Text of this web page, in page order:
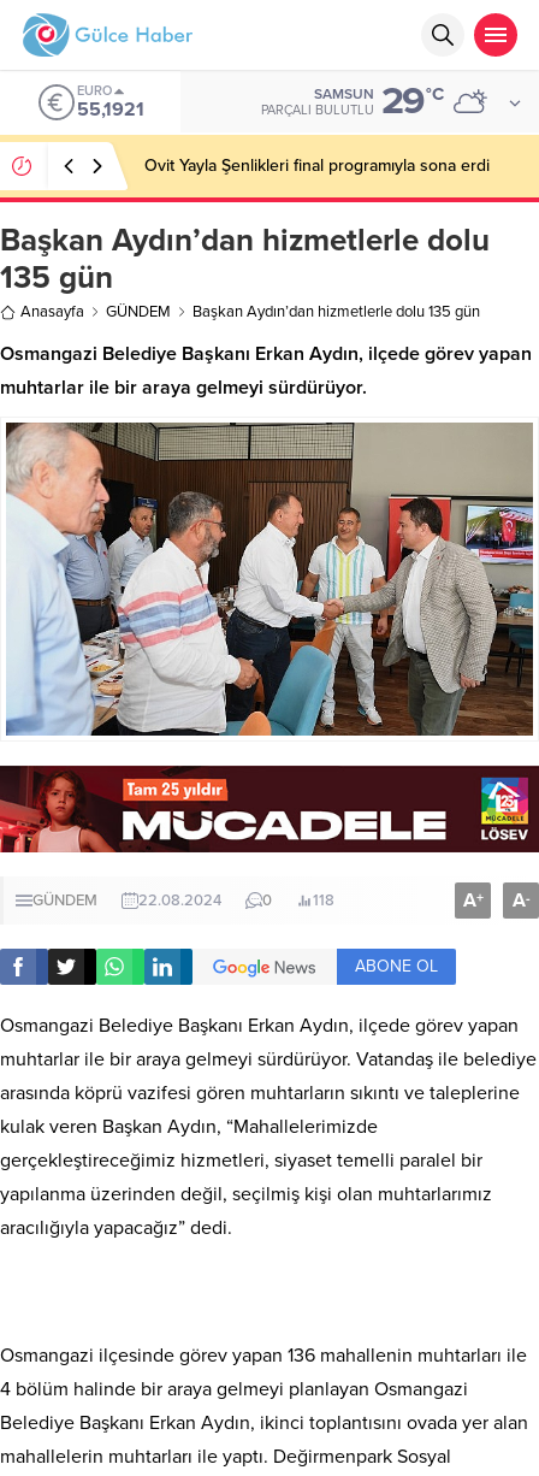
EURO
55,1921
SAMSUN
PARÇALI BULUTLU 29°C
Ovit Yayla Şenlikleri final programıyla sona erdi
Başkan Aydın’dan hizmetlerle dolu
135 gün
Anasayfa GÜNDEM Başkan Aydın’dan hizmetlerle dolu 135 gün
Osmangazi Belediye Başkanı Erkan Aydın, ilçede görev yapan
muhtarlar ile bir araya gelmeyi sürdürüyor.
GÜNDEM 22.08.2024 0 118 A+ A-
ABONE OL
Osmangazi Belediye Başkanı Erkan Aydın, ilçede görev yapan
muhtarlar ile bir araya gelmeyi sürdürüyor. Vatandaş ile belediye
arasında köprü vazifesi gören muhtarların sıkıntı ve taleplerine
kulak veren Başkan Aydın, “Mahallelerimizde
gerçekleştireceğimiz hizmetleri, siyaset temelli paralel bir
yapılanma üzerinden değil, seçilmiş kişi olan muhtarlarımız
aracılığıyla yapacağız” dedi.
Osmangazi ilçesinde görev yapan 136 mahallenin muhtarları ile
4 bölüm halinde bir araya gelmeyi planlayan Osmangazi
Belediye Başkanı Erkan Aydın, ikinci toplantısını ovada yer alan
mahallelerin muhtarları ile yaptı. Değirmenpark Sosyal